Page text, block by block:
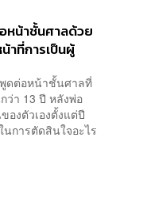
หน้าชั้นศาลด้วย
าที่การเป็นผู้
ดต่อหน้าชั้นศาลที่
ว่า 13 ปี หลังพ่อ
องตัวเองตั้งแต่ปี
การตัดสินใจอะไร